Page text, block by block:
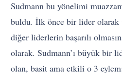
Sudmann bu yönelimi
buldu. İlk önce bir lider olarak
diğer liderlerin başarılı
olarak. Sudmann’ı büyük bir
olan, basit ama etkili o 3